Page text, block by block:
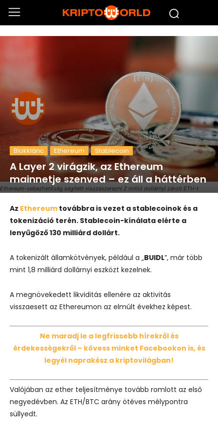
Ethereum-sebezhetőség segített visszaszerezni 2 millió dollárnyi zárolt ETH-t
Blokklánc Ethereum Stablecoin
A Layer 2 virágzik, az Ethereum
mainnetje szenved – ez áll a háttérben
Az Ethereum továbbra is vezet a stablecoinok és a
tokenizáció terén. Stablecoin-kínálata elérte a
lenyűgöző 130 milliárd dollárt.
A tokenizált államkötvények, például a „BUIDL”, már több
mint 1,8 milliárd dollárnyi eszközt kezelnek.
A megnövekedett likviditás ellenére az aktivitás
visszaesett az Ethereumon az elmúlt évekhez képest.
Ne maradj le a legfrissebb hírekről és
érdekességekről – kövess minket Facebookon is, és
legyél naprakész a kriptovilágban!
Valójában az ether teljesítménye tovább romlott az első
negyedévben. Az ETH/BTC arány ötéves mélypontra
süllyedt.